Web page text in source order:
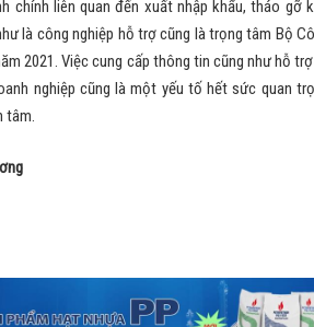
chính liên quan đến xuất nhập khẩu, tháo gỡ
là công nghiệp hỗ trợ cũng là trọng tâm Bộ
2021. Việc cung cấp thông tin cũng như hỗ
nghiệp cũng là một yếu tố hết sức quan
tâm.